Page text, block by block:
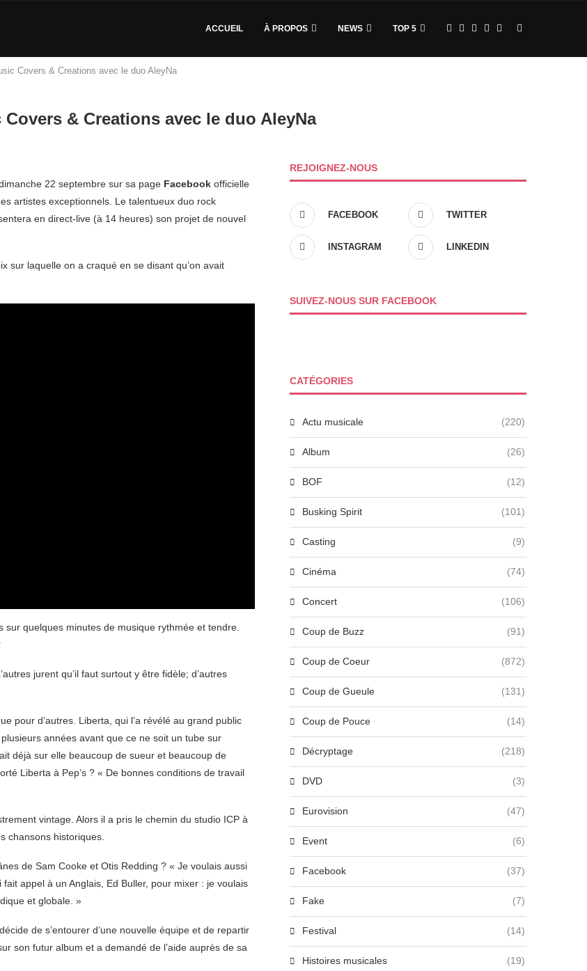
ACCUEIL À PROPOS NEWS TOP 5
Covers & Creations avec le duo AleyNa
& Creations avec le duo AleyNa
22 septembre sur sa page Facebook officielle
artistes exceptionnels. Le talentueux duo rock
en direct-live (à 14 heures) son projet de nouvel
sur laquelle on a craqué en se disant qu’on avait
sur quelques minutes de musique rythmée et tendre.
jurent qu’il faut surtout y être fidèle; d’autres
pour d’autres. Liberta, qui l’a révélé au grand public
années avant que ce ne soit un tube sur
déjà sur elle beaucoup de sueur et beaucoup de
Liberta à Pep’s ? « De bonnes conditions de travail
vintage. Alors il a pris le chemin du studio ICP à
chansons historiques.
de Sam Cooke et Otis Redding ? « Je voulais aussi
appel à un Anglais, Ed Buller, pour mixer : je voulais
et globale. »
de s’entourer d’une nouvelle équipe et de repartir
son futur album et a demandé de l’aide auprès de sa
REJOIGNEZ-NOUS
FACEBOOK TWITTER
INSTAGRAM LINKEDIN
SUIVEZ-NOUS SUR FACEBOOK
CATÉGORIES
Actu musicale (220)
Album (26)
BOF (12)
Busking Spirit (101)
Casting (9)
Cinéma (74)
Concert (106)
Coup de Buzz (91)
Coup de Coeur (872)
Coup de Gueule (131)
Coup de Pouce (14)
Décryptage (218)
DVD (3)
Eurovision (47)
Event (6)
Facebook (37)
Fake (7)
Festival (14)
Histoires musicales (19)